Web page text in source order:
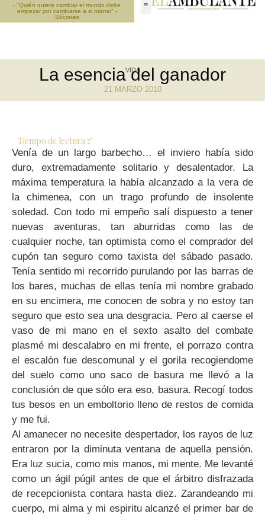
- "Quién quiera cambiar el mundo debe
empezar por cambiarse a si mismo" -
Sócrates
VIDA
La esencia del ganador
21 MARZO 2010
Tiempo de lectura2'
Venía de un largo barbecho… el inviero había sido
duro, extremadamente solitario y desalentador. La
máxima temperatura la había alcanzado a la vera de
la chimenea, con un trago profundo de insolente
soledad. Con todo mi empeño salí dispuesto a tener
nuevas aventuras, tan aburridas como las de
cualquier noche, tan optimista como el comprador del
cupón tan seguro como taxista del sábado pasado.
Tenía sentido mi recorrido purulando por las barras de
los bares, muchas de ellas tenía mi nombre grabado
en su encimera, me conocen de sobra y no estoy tan
seguro que esto sea una desgracia. Pero al caerse el
vaso de mi mano en el sexto asalto del combate
plasmé mi descalabro en mi frente, el porrazo contra
el escalón fue descomunal y el gorila recogiendome
del suelo como uno saco de basura me llevó a la
conclusión de que sólo era eso, basura. Recogí todos
tus besos en un emboltorio lleno de restos de comida
y me fui.
Al amanecer no necesite despertador, los rayos de luz
entraron por la diminuta ventana de aquella pensión.
Era luz sucia, como mis manos, mi mente. Me levanté
como un ágil púgil antes de que el árbitro disfrazada
de recepcionista contara hasta diez. Zarandeando mi
cuerpo, mi alma y mi espiritu alcanzé el primer bar de